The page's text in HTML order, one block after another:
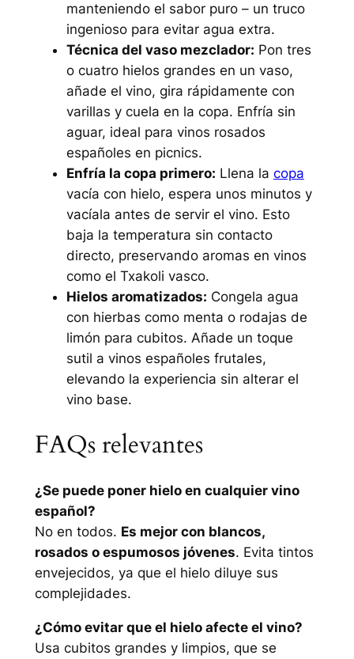
manteniendo el sabor puro – un truco
ingenioso para evitar agua extra.
Técnica del vaso mezclador: Pon tres
o cuatro hielos grandes en un vaso,
añade el vino, gira rápidamente con
varillas y cuela en la copa. Enfría sin
aguar, ideal para vinos rosados
españoles en picnics.
Enfría la copa primero: Llena la copa
vacía con hielo, espera unos minutos y
vacíala antes de servir el vino. Esto
baja la temperatura sin contacto
directo, preservando aromas en vinos
como el Txakoli vasco.
Hielos aromatizados: Congela agua
con hierbas como menta o rodajas de
limón para cubitos. Añade un toque
sutil a vinos españoles frutales,
elevando la experiencia sin alterar el
vino base.
FAQs relevantes
¿Se puede poner hielo en cualquier vino
español?
No en todos. Es mejor con blancos,
rosados o espumosos jóvenes. Evita tintos
envejecidos, ya que el hielo diluye sus
complejidades.
¿Cómo evitar que el hielo afecte el vino?
Usa cubitos grandes y limpios, que se